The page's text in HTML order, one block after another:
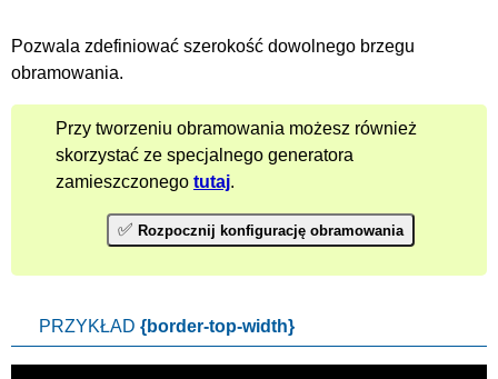
Pozwala zdefiniować szerokość dowolnego brzegu
obramowania.
Przy tworzeniu obramowania możesz również
skorzystać ze specjalnego generatora
zamieszczonego tutaj.
✅ Rozpocznij konfigurację obramowania
PRZYKŁAD {border-top-width}